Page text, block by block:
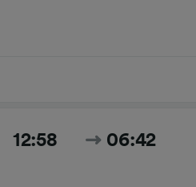
12:58 06:42